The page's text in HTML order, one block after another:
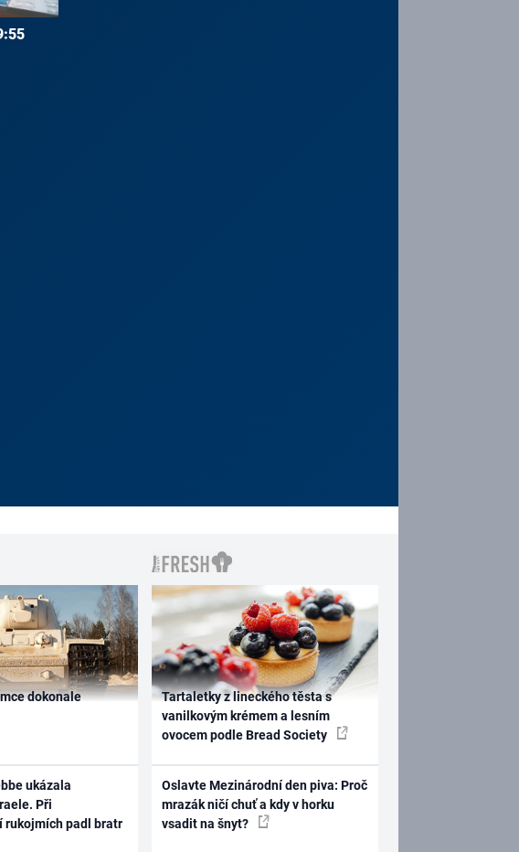
dokonale
ukázala
Při
rukojmích padl bratr
Tartaletky z lineckého těsta s
vanilkovým krémem a lesním
ovocem podle Bread Society
Oslavte Mezinárodní den piva: Proč
mrazák ničí chuť a kdy v horku
vsadit na šnyt?